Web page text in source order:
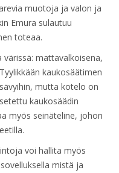
muotoja ja valon ja
Emura sulautuu
toteaa.
mattavalkoisena,
kaukosäätimen
mutta kotelo on
kaukosäädin
myös seinäteline, johon
voi hallita myös
mistä ja